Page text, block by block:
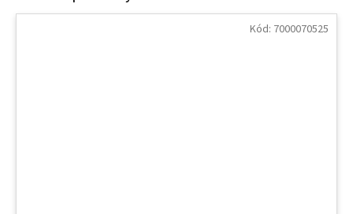
Kód: 7000070525